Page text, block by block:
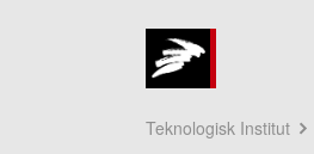
Teknologisk Institut